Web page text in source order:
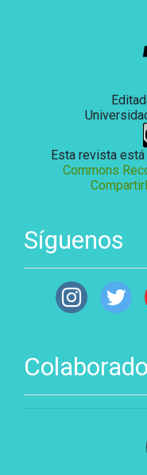
Esta revista está
Commons
Síguenos